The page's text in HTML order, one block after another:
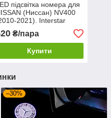
підсвітка номера для
(Нисcан) NV400
2021). Interstar
2010)
₴/пара
Купити
–30%